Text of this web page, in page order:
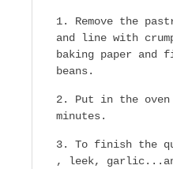
Remove the
and line with
baking paper
beans.
Put in the
minutes.
To finish the
, leek,